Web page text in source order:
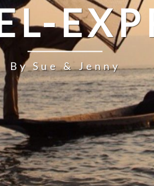
By Sue & Jenny